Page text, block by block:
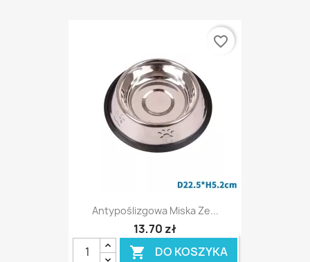
Antypoślizgowa Miska Ze...
13,70 zł
 DO KOSZYKA
favorite_border